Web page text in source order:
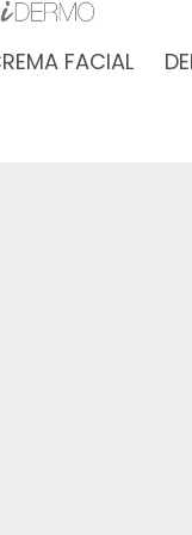
FACIAL